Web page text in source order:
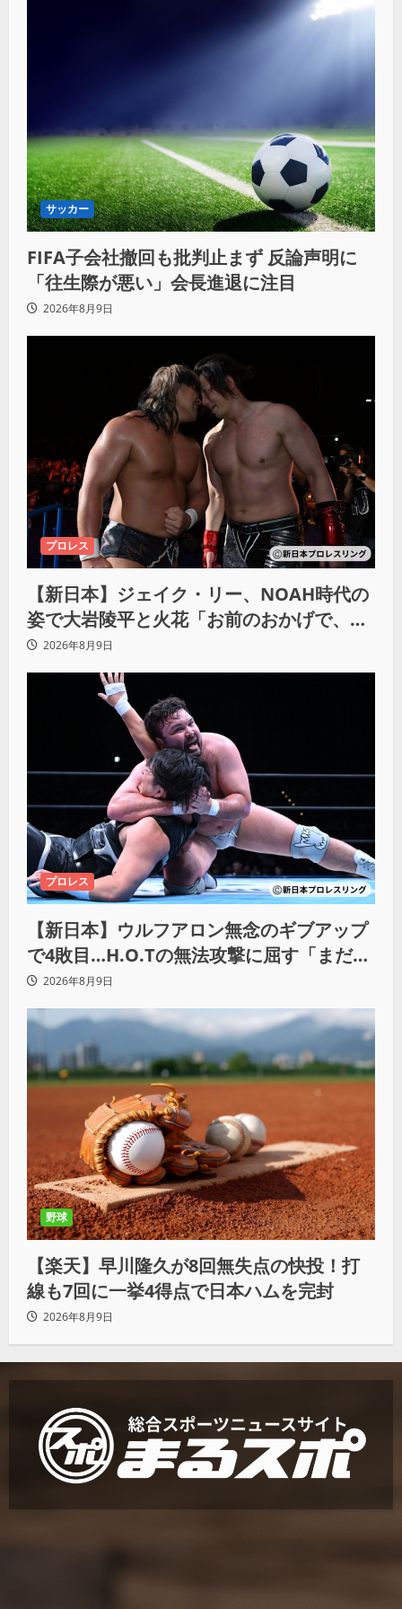
サッカー
FIFA子会社撤回も批判止まず 反論声明に
「往生際が悪い」会長進退に注目
2026年8月9日
プロレス
【新日本】ジェイク・リー、NOAH時代の
姿で大岩陵平と火花「お前のおかげで、忘
れてたもの思い出したわ」
2026年8月9日
プロレス
【新日本】ウルフアロン無念のギブアップ
で4敗目…H.O.Tの無法攻撃に屈す「まだま
だ俺自身の力はこんなもんだなって」
2026年8月9日
野球
【楽天】早川隆久が8回無失点の快投！打
線も7回に一挙4得点で日本ハムを完封
2026年8月9日